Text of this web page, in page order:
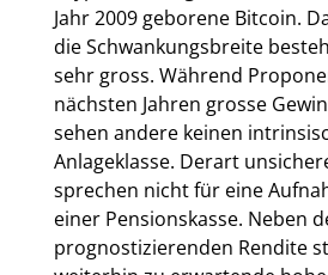
Jahr 2009 geborene Bitcoin.
die Schwankungsbreite
sehr gross. Während
nächsten Jahren grosse
sehen andere keinen
Anlageklasse. Derart
sprechen nicht für eine
einer Pensionskasse. Neben
prognostizierenden Rendite